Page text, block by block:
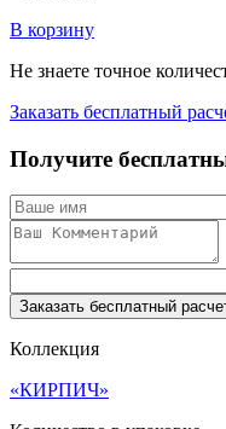
В корзину
Не знаете точное
Заказать бесплатный
Получите
Заказать бесплатный
Коллекция
«КИРПИЧ»